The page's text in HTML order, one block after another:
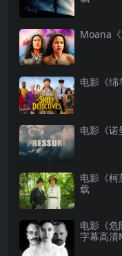
Moana
电影《
电影《诺
电影《
载
电影《
字幕高清